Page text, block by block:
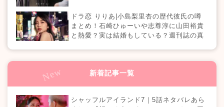
ドラ恋 りりあ|小島梨里杏の歴代彼氏の噂
まとめ！石崎ひゅーいや志尊淳に山田裕貴
と熱愛？実は結婚もしている？週刊誌の真
新着記事一覧
シャッフルアイランド7｜5話ネタバレあら